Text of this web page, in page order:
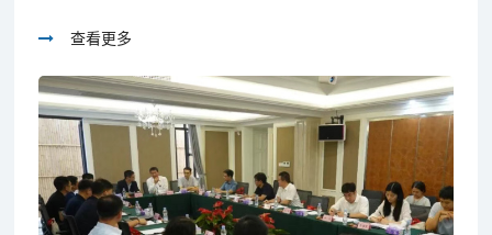
医疗等产业链头部企业携手，共同推动AI技术与生物医药产业
查看更多